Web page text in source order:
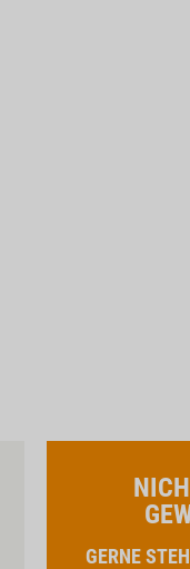
GERNE